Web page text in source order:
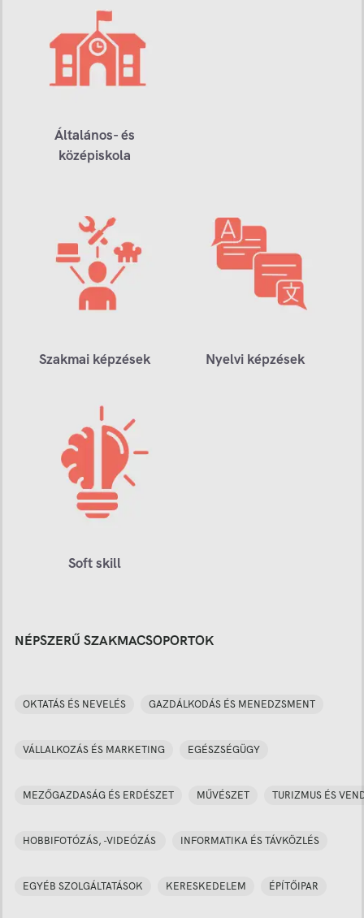
Általános- és
középiskola
Szakmai képzések Nyelvi képzések
Soft skill
NÉPSZERŰ SZAKMACSOPORTOK
OKTATÁS ÉS NEVELÉS GAZDÁLKODÁS ÉS MENEDZSMENT
VÁLLALKOZÁS ÉS MARKETING EGÉSZSÉGÜGY
MEZŐGAZDASÁG ÉS ERDÉSZET MŰVÉSZET TURIZMUS ÉS
HOBBIFOTÓZÁS, -VIDEÓZÁS INFORMATIKA ÉS TÁVKÖZLÉS
EGYÉB SZOLGÁLTATÁSOK KERESKEDELEM ÉPÍTŐIPAR